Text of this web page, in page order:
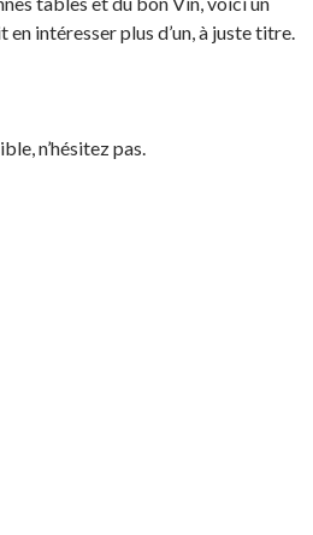
intéresser plus d’un, à juste titre.
n’hésitez pas.